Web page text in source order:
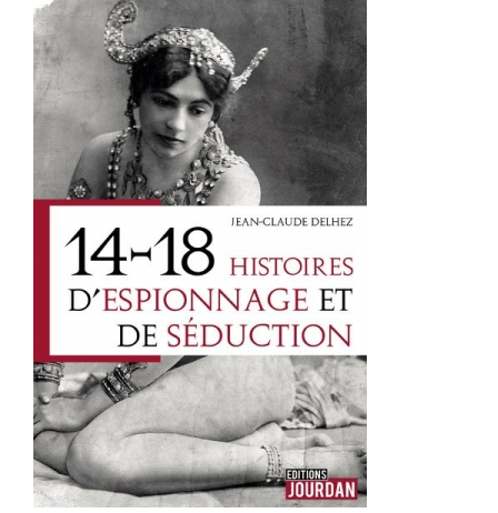
XXe siècle
Autres civilisations
Thématiques